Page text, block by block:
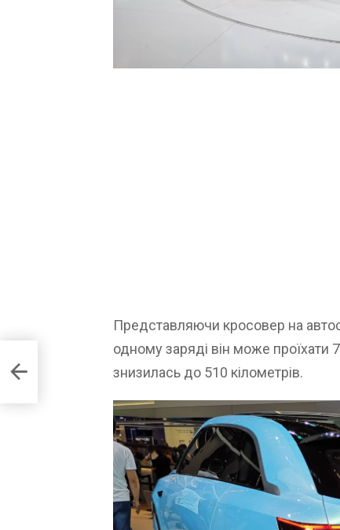
Представляючи кросовер на
одному заряді він може проїхати
знизилась до 510 кілометрів.